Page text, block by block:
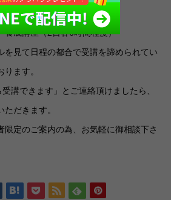
養成講座（1日4時間程度）
養成講座（2日各6時間程度）
を見て日程の都合で受講を諦められてい
ます。
講できます」とご連絡頂けましたら、
だきます。
限定のご案内の為、お気軽に御相談下さ